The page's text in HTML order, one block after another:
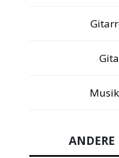
ANDERE